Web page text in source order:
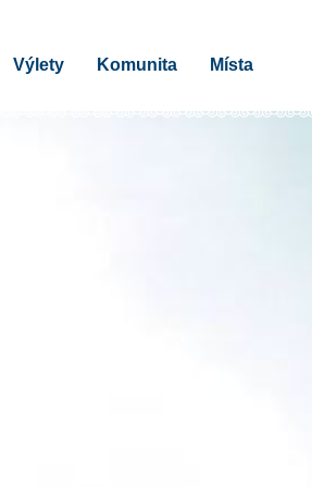
Výlety Komunita Místa